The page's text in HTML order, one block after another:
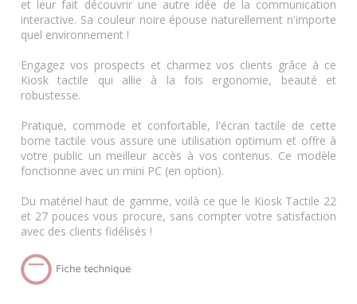
et leur fait découvrir une autre idée de la communication
interactive. Sa couleur noire épouse naturellement n'importe
quel environnement !
Engagez vos prospects et charmez vos clients grâce à ce
Kiosk tactile qui allie à la fois ergonomie, beauté et
robustesse.
Pratique, commode et confortable, l'écran tactile de cette
borne tactile vous assure une utilisation optimum et offre à
votre public un meilleur accès à vos contenus. Ce modèle
fonctionne avec un mini PC (en option).
Du matériel haut de gamme, voilà ce que le Kiosk Tactile 22
et 27 pouces vous procure, sans compter votre satisfaction
avec des clients fidélisés !